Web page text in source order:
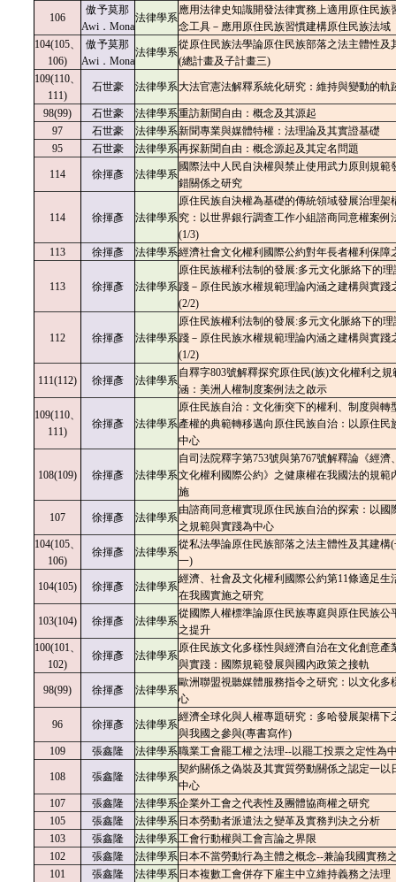
106
傲予莫那
Awi．Mona
法律學系
應用法律史知識開發法律實務上適用原住民族
念工具－應用原住民族習慣建構原住民族法域
104(105、
106)
傲予莫那
Awi．Mona
法律學系
從原住民族法學論原住民族部落之法主體性及
(總計畫及子計畫三)
109(110、
111)
石世豪 法律學系大法官憲法解釋系統化研究：維持與變動的軌
98(99) 石世豪 法律學系重訪新聞自由：概念及其源起
97
石世豪 法律學系新聞專業與媒體特權：法理論及其實證基礎
95
石世豪 法律學系再探新聞自由：概念源起及其定名問題
114 徐揮彥 法律學系
國際法中人民自決權與禁止使用武力原則規範
錯關係之研究
114 徐揮彥 法律學系
原住民族自決權為基礎的傳統領域發展治理架
究：以世界銀行調查工作小組諮商同意權案例
(1/3)
113
徐揮彥 法律學系經濟社會文化權利國際公約對年長者權利保障
113 徐揮彥 法律學系
原住民族權利法制的發展:多元文化脈絡下的理
踐－原住民族水權規範理論內涵之建構與實踐
(2/2)
112 徐揮彥 法律學系
原住民族權利法制的發展:多元文化脈絡下的理
踐－原住民族水權規範理論內涵之建構與實踐
(1/2)
111(112) 徐揮彥 法律學系
自釋字803號解釋探究原住民(族)文化權利之規
涵：美洲人權制度案例法之啟示
109(110、
111)
徐揮彥 法律學系
原住民族自治：文化衝突下的權利、制度與轉
產權的典範轉移邁向原住民族自治：以原住民
中心
108(109) 徐揮彥 法律學系
自司法院釋字第753號與第767號解釋論《經濟
文化權利國際公約》之健康權在我國法的規範
施
107 徐揮彥 法律學系
由諮商同意權實現原住民族自治的探索：以國
之規範與實踐為中心
104(105、
106)
徐揮彥 法律學系
從私法學論原住民族部落之法主體性及其建構
一)
104(105) 徐揮彥 法律學系
經濟、社會及文化權利國際公約第11條適足生
在我國實施之研究
103(104) 徐揮彥 法律學系
從國際人權標準論原住民族專庭與原住民族公
之提升
100(101、
102)
徐揮彥 法律學系
原住民族文化多樣性與經濟自治在文化創意產
與實踐：國際規範發展與國內政策之接軌
98(99) 徐揮彥 法律學系
歐洲聯盟視聽媒體服務指令之研究：以文化多
心
96 徐揮彥 法律學系
經濟全球化與人權專題研究：多哈發展架構下
與我國之參與(專書寫作)
109
張鑫隆 法律學系職業工會罷工權之法理--以罷工投票之定性為
108 張鑫隆 法律學系
契約關係之偽裝及其實質勞動關係之認定一以
中心
107
張鑫隆 法律學系企業外工會之代表性及團體協商權之研究
105
張鑫隆 法律學系 日本勞動者派遣法之變革及實務判決之分析
103
張鑫隆 法律學系工會行動權與工會言論之界限
102
張鑫隆 法律學系 日本不當勞動行為主體之概念--兼論我國實務
101
張鑫隆 法律學系 日本複數工會併存下雇主中立維持義務之法理